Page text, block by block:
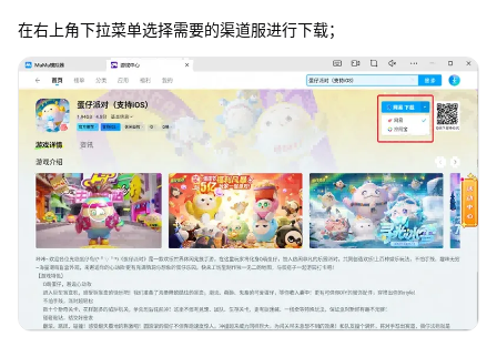
在右上角下拉菜单选择需要的渠道服进行下载；